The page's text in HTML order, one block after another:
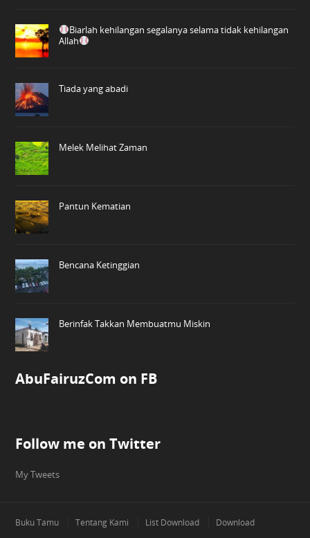
Biarlah kehilangan segalanya selama tidak kehilangan
Allah
Tiada yang abadi
Melek Melihat Zaman
Pantun Kematian
Bencana Ketinggian
Berinfak Takkan Membuatmu Miskin
AbuFairuzCom on FB
Follow me on Twitter
My Tweets
Buku Tamu Tentang Kami List Download Download